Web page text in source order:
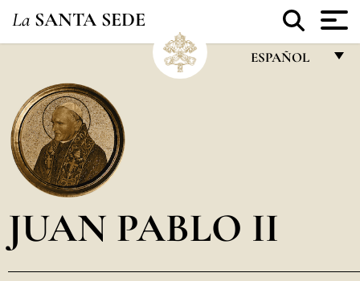
La SANTA SEDE
ESPAÑOL
ESPAÑOL
DEUTSCH
POLSKI
JUAN PABLO II